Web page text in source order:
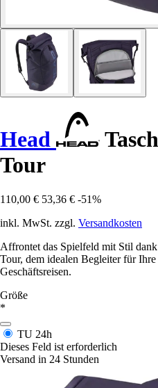
Head
Tour
110,00 € 53,36 € -51%
inkl. MwSt. zzgl. Versandkosten
Affrontet das Spielfeld mit Stil
Tour, dem idealen Begleiter für Ihre
Geschäftsreisen.
Größe
*
TU 24h
Dieses Feld ist erforderlich
Versand in 24 Stunden